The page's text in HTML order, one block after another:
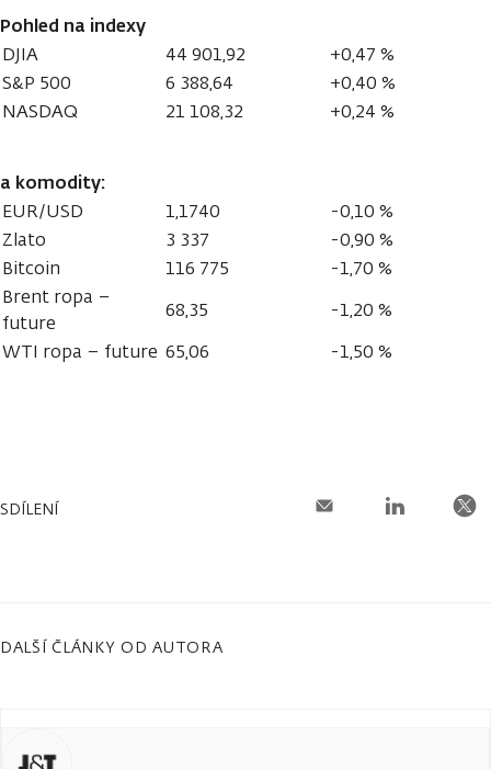
Pohled na indexy
DJIA 44 901,92
+0,47 %
S&P 500
6 388,64
+0,40 %
NASDAQ
21 108,32 +0,24 %
a komodity:
EUR/USD 1,1740
-0,10 %
Zlato
3 337
-0,90 %
Bitcoin
116 775
-1,70 %
Brent ropa –
future
68,35
-1,20 %
WTI ropa – future 65,06 -1,50 %
SDÍLENÍ
DALŠÍ ČLÁNKY OD AUTORA